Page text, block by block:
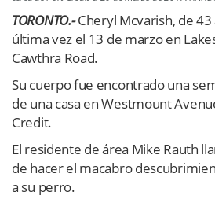
TORONTO.- Cheryl Mcvarish, de
última vez el 13 de marzo en
Cawthra Road.
Su cuerpo fue encontrado una
de una casa en Westmount
Credit.
El residente de área Mike Rauth
de hacer el macabro
a su perro.